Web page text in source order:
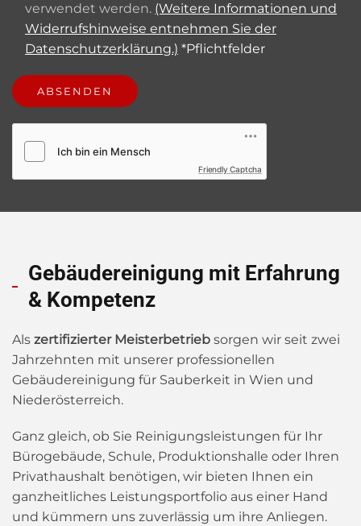
verwendet werden. (Weitere Informationen und
Widerrufshinweise entnehmen Sie der
Datenschutzerklärung.) *Pflichtfelder
Friendly Captcha
Gebäudereinigung mit Erfahrung
& Kompetenz
Als zertifizierter Meisterbetrieb sorgen wir seit zwei
Jahrzehnten mit unserer professionellen
Gebäudereinigung für Sauberkeit in Wien und
Niederösterreich.
Ganz gleich, ob Sie Reinigungsleistungen für Ihr
Bürogebäude, Schule, Produktionshalle oder Ihren
Privathaushalt benötigen, wir bieten Ihnen ein
ganzheitliches Leistungsportfolio aus einer Hand
und kümmern uns zuverlässig um ihre Anliegen.